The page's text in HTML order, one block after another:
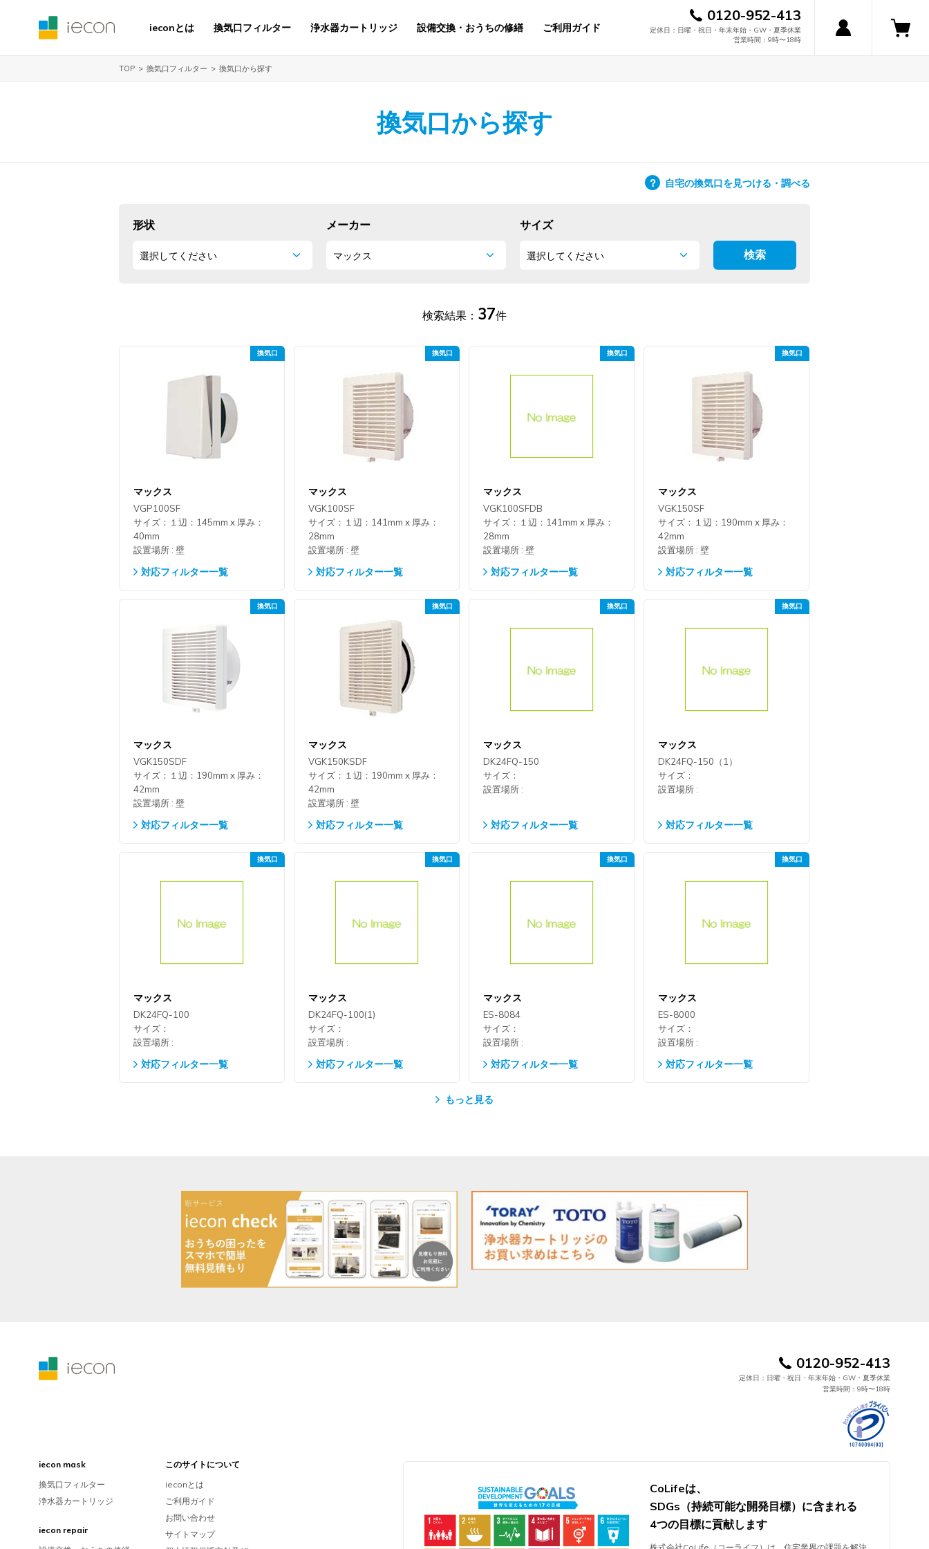
ieconとは 換気口フィルター 浄水器カートリッジ 設備交換・おうちの修繕 ご利用ガイド
0120-952-413
定休日：日曜・祝日・年末年始・GW・夏季休業
営業時間：9時〜18時
TOP 換気口フィルター 換気口から探す
換気口から探す
自宅の換気口を見つける・調べる
形状 メーカー サイズ
検索結果： 37件
マックス
VGP100SF
サイズ：１辺：145mm x 厚み：
40mm
設置場所 : 壁
対応フィルター一覧
マックス
VGK100SF
サイズ：１辺：141mm x 厚み：
28mm
設置場所 : 壁
対応フィルター一覧
マックス
VGK100SFDB
サイズ：１辺：141mm x 厚み：
28mm
設置場所 : 壁
対応フィルター一覧
マックス
VGK150SF
サイズ：１辺：190mm x 厚み：
42mm
設置場所 : 壁
対応フィルター一覧
マックス
VGK150SDF
サイズ：１辺：190mm x 厚み：
42mm
設置場所 : 壁
対応フィルター一覧
マックス
VGK150KSDF
サイズ：１辺：190mm x 厚み：
42mm
設置場所 : 壁
対応フィルター一覧
マックス
DK24FQ-150
サイズ：
設置場所 :
対応フィルター一覧
マックス
DK24FQ-150（1）
サイズ：
設置場所 :
対応フィルター一覧
マックス
DK24FQ-100
サイズ：
設置場所 :
対応フィルター一覧
マックス
DK24FQ-100(1)
サイズ：
設置場所 :
対応フィルター一覧
マックス
ES-8084
サイズ：
設置場所 :
対応フィルター一覧
マックス
ES-8000
サイズ：
設置場所 :
対応フィルター一覧
もっと見る
0120-952-413
定休日：日曜・祝日・年末年始・GW・夏季休業
営業時間：9時〜18時
iecon mask
換気口フィルター
浄水器カートリッジ
iecon repair
このサイトについて
ieconとは
ご利用ガイド
お問い合わせ
サイトマップ
CoLifeは、
SDGs（持続可能な開発目標）に含まれる
4つの目標に貢献します